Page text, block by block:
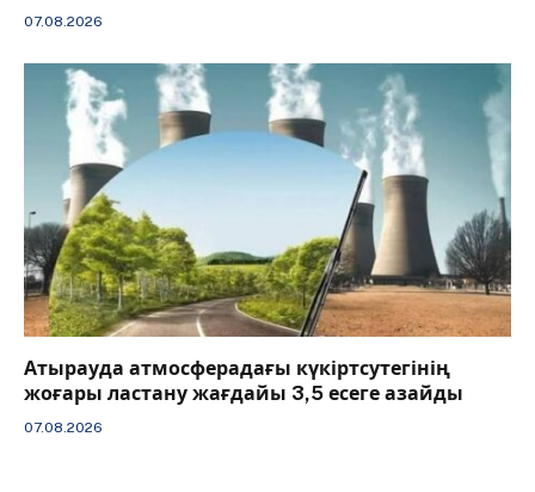
07.08.2026
Атырауда атмосферадағы күкіртсутегінің
жоғары ластану жағдайы 3,5 есеге азайды
07.08.2026